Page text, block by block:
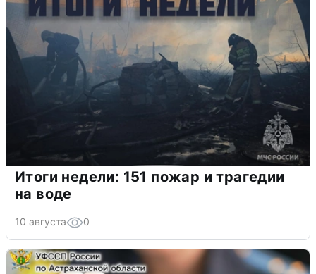
Итоги недели: 151 пожар и трагедии
на воде
10 августа 0